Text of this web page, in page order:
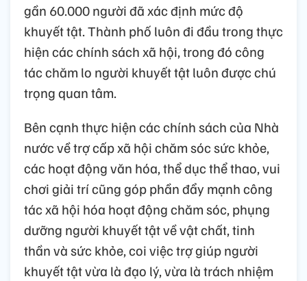
gần 60.000 người đã xác định mức độ
khuyết tật. Thành phố luôn đi đầu trong thực
hiện các chính sách xã hội, trong đó công
tác chăm lo người khuyết tật luôn được chú
trọng quan tâm.
Bên cạnh thực hiện các chính sách của Nhà
nước về trợ cấp xã hội chăm sóc sức khỏe,
các hoạt động văn hóa, thể dục thể thao, vui
chơi giải trí cũng góp phần đẩy mạnh công
tác xã hội hóa hoạt động chăm sóc, phụng
dưỡng người khuyết tật về vật chất, tinh
thần và sức khỏe, coi việc trợ giúp người
khuyết tật vừa là đạo lý, vừa là trách nhiệm